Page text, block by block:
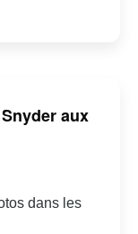
aux
dans les